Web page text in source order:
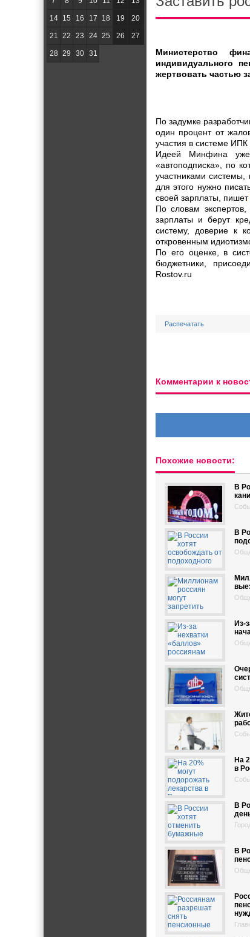
Министерство
индивидуального
жертвовать частью
По задумке
один процент от
участия в системе ИПК
Идеей Минфина
«автоподписка», по
участниками системы,
для этого нужно
своей зарплаты, пишет
По словам
зарплаты и берут
систему, доверие к
откровенным
По его оценке, в
бюджетники,
Rostov.ru
Распечатать
Комментарии к
Похожие новости:
В
В
Из-
На
в
В
В
14 15 16 17 18 19 20
21 22 23 24 25 26 27
28 29 30 31